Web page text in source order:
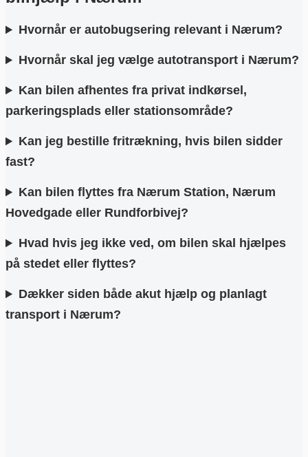
Hvornår er autobugsering relevant i Nærum?
Hvornår skal jeg vælge autotransport i Nærum?
Kan bilen afhentes fra privat indkørsel,
parkeringsplads eller stationsområde?
Kan jeg bestille fritrækning, hvis bilen sidder
fast?
Kan bilen flyttes fra Nærum Station, Nærum
Hovedgade eller Rundforbivej?
Hvad hvis jeg ikke ved, om bilen skal hjælpes
på stedet eller flyttes?
Dækker siden både akut hjælp og planlagt
transport i Nærum?